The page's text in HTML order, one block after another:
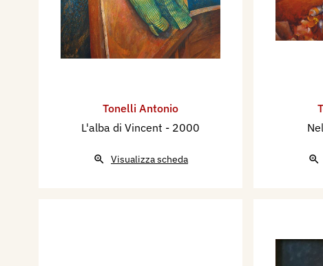
Tonelli Antonio
L'alba di Vincent - 2000
Visualizza scheda